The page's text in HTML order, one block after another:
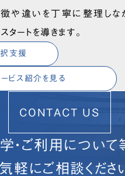
や違いを丁寧に整理しな
タートを導きます。
支援
ビス紹介を見る
CONTACT US
・ご利用について
軽にご相談くださ